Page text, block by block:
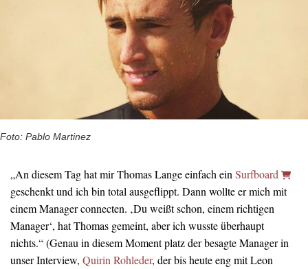
Foto: Pablo Martinez
„An diesem Tag hat mir Thomas Lange einfach einSurfboard
geschenkt und ich bin total ausgeflippt. Dann wollte er mich mit
einem Manager connecten. ‚Du weißt schon, einem richtigen
Manager‘, hat Thomas gemeint, aber ich wusste überhaupt
nichts.“ (Genau in diesem Moment platz der besagte Manager in
unser Interview, Quirin Rohleder, der bis heute eng mit Leon